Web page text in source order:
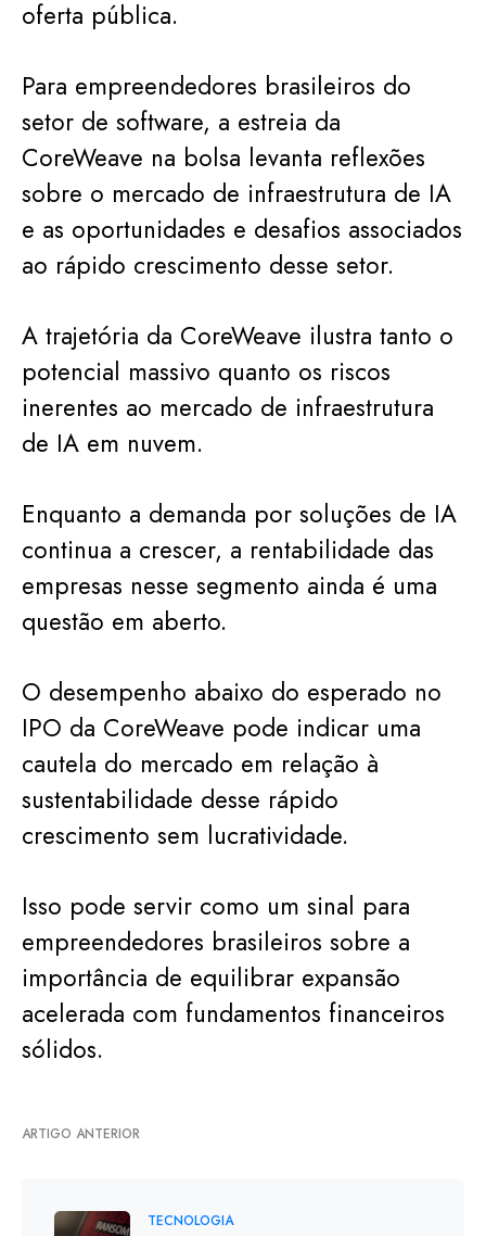
oferta pública.
Para empreendedores brasileiros do
setor de software, a estreia da
CoreWeave na bolsa levanta reflexões
sobre o mercado de infraestrutura de IA
e as oportunidades e desafios associados
ao rápido crescimento desse setor.
A trajetória da CoreWeave ilustra tanto o
potencial massivo quanto os riscos
inerentes ao mercado de infraestrutura
de IA em nuvem.
Enquanto a demanda por soluções de IA
continua a crescer, a rentabilidade das
empresas nesse segmento ainda é uma
questão em aberto.
O desempenho abaixo do esperado no
IPO da CoreWeave pode indicar uma
cautela do mercado em relação à
sustentabilidade desse rápido
crescimento sem lucratividade.
Isso pode servir como um sinal para
empreendedores brasileiros sobre a
importância de equilibrar expansão
acelerada com fundamentos financeiros
sólidos.
ARTIGO ANTERIOR
TECNOLOGIA